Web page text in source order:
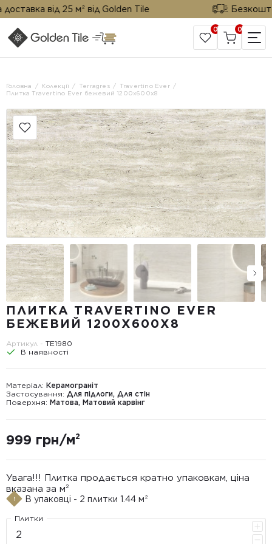
від 25 м² від Golden Tile
САЙТ КОМПАНІЇ
0 0
Головна Колекції Terragres
Travertino Ever
Плитка Travertino Ever бежевий 1200х600х8
ПЛИТКА TRAVERTINO EVER
БЕЖЕВИЙ 1200Х600Х8
Артикул - TE1980
В наявності
Матеріал: Керамограніт
Застосування: Для підлоги, Для стін
Поверхня: Матова, Матовий карвінг
999 грн/м²
Увага!!! Плитка продається кратно упаковкам, ціна
вказана за м²
В упаковці - 2 плитки 1.44 м²
Плитки